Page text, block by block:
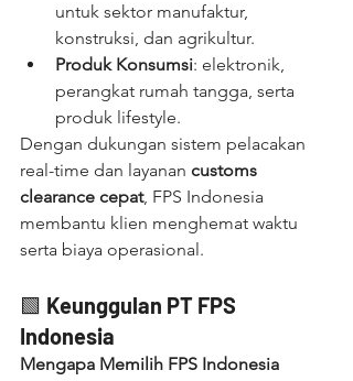
untuk sektor manufaktur,
konstruksi, dan agrikultur.
Produk Konsumsi: elektronik,
perangkat rumah tangga, serta
produk lifestyle.
Dengan dukungan sistem pelacakan
real-time dan layanan customs
clearance cepat, FPS Indonesia
membantu klien menghemat waktu
serta biaya operasional.
🟩 Keunggulan PT FPS
Indonesia
Mengapa Memilih FPS Indonesia